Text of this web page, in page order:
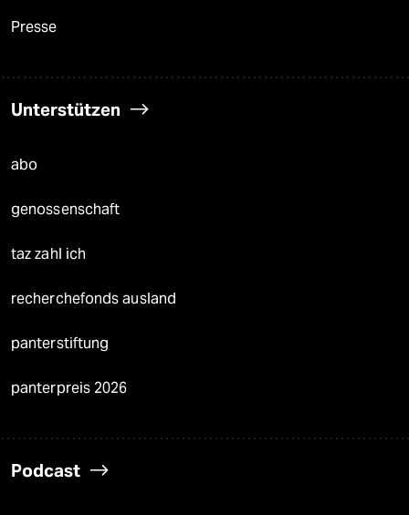
Presse
Unterstützen
abo
genossenschaft
taz zahl ich
recherchefonds ausland
panterstiftung
panterpreis 2026
Podcast